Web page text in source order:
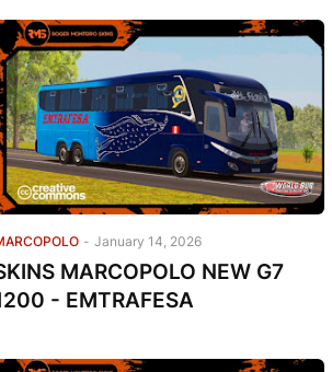
- January 14, 2026
MARCOPOLO NEW G7
- EMTRAFESA